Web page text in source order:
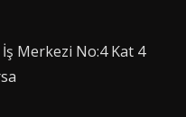
Merkezi No:4 Kat 4